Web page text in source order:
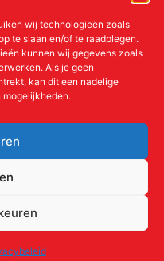
wij technologieën zoals
te slaan en/of te raadplegen.
kunnen wij gegevens zoals
Als je geen
kan dit een nadelige
mogelijkheden.